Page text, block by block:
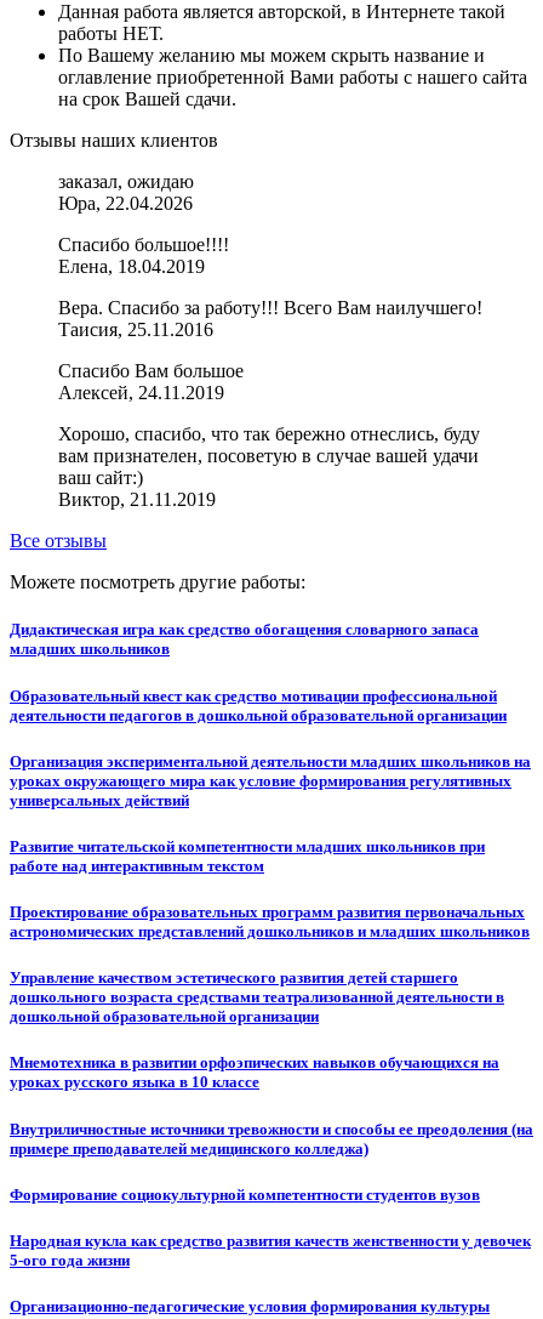
Данная работа является авторской, в Интернете такой
работы НЕТ.
По Вашему желанию мы можем скрыть название и
оглавление приобретенной Вами работы с нашего сайта
на срок Вашей сдачи.
Отзывы наших клиентов
заказал, ожидаю
Юра, 22.04.2026
Спасибо большое!!!!
Елена, 18.04.2019
Вера. Спасибо за работу!!! Всего Вам наилучшего!
Таисия, 25.11.2016
Спасибо Вам большое
Алексей, 24.11.2019
Хорошо, спасибо, что так бережно отнеслись, буду
вам признателен, посоветую в случае вашей удачи
ваш сайт:)
Виктор, 21.11.2019
Все отзывы
Можете посмотреть другие работы:
Дидактическая игра как средство обогащения словарного запаса
младших школьников
Образовательный квест как средство мотивации профессиональной
деятельности педагогов в дошкольной образовательной организации
Организация экспериментальной деятельности младших школьников на
уроках окружающего мира как условие формирования регулятивных
универсальных действий
Развитие читательской компетентности младших школьников при
работе над интерактивным текстом
Проектирование образовательных программ развития первоначальных
астрономических представлений дошкольников и младших школьников
Управление качеством эстетического развития детей старшего
дошкольного возраста средствами театрализованной деятельности в
дошкольной образовательной организации
Мнемотехника в развитии орфоэпических навыков обучающихся на
уроках русского языка в 10 классе
Внутриличностные источники тревожности и способы ее преодоления (на
примере преподавателей медицинского колледжа)
Формирование социокультурной компетентности студентов вузов
Народная кукла как средство развития качеств женственности у девочек
5-ого года жизни
Организационно-педагогические условия формирования культуры